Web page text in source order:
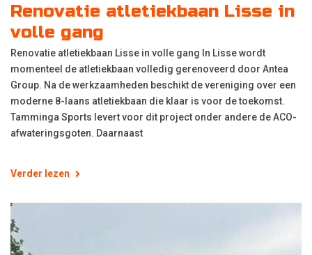
Renovatie atletiekbaan Lisse in
volle gang
Renovatie atletiekbaan Lisse in volle gang In Lisse wordt
momenteel de atletiekbaan volledig gerenoveerd door Antea
Group. Na de werkzaamheden beschikt de vereniging over een
moderne 8-laans atletiekbaan die klaar is voor de toekomst.
Tamminga Sports levert voor dit project onder andere de ACO-
afwateringsgoten. Daarnaast
Verder lezen